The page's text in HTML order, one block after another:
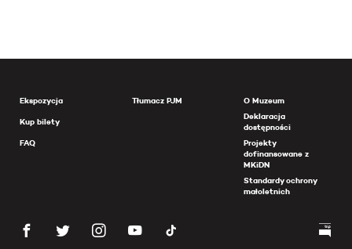
Ekspozycja
Kup bilety
FAQ
Tłumacz PJM
O Muzeum
Deklaracja
dostępności
Projekty
dofinansowane z
MKiDN
Standardy ochrony
małoletnich